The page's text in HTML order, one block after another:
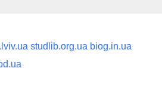
studlib.org.ua biog.in.ua